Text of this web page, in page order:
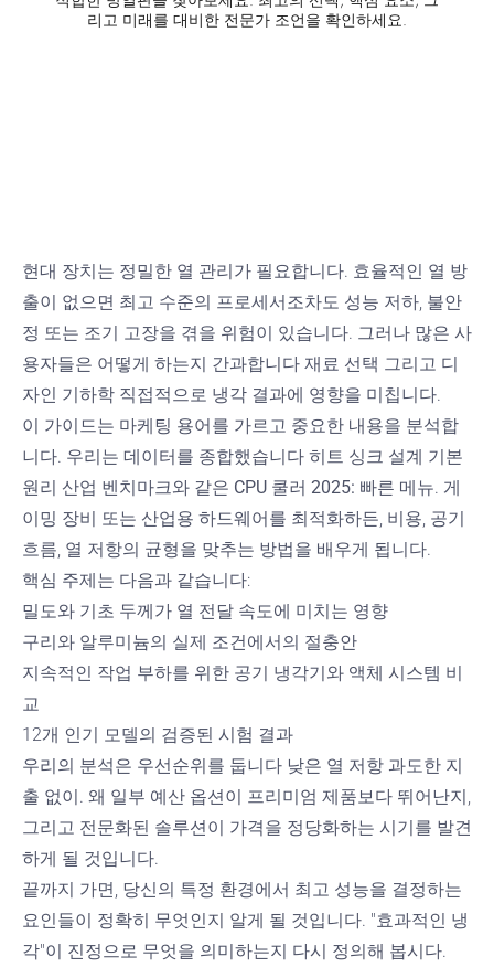
리고 미래를 대비한 전문가 조언을 확인하세요.
현대 장치는 정밀한 열 관리가 필요합니다. 효율적인 열 방
출이 없으면 최고 수준의 프로세서조차도 성능 저하, 불안
정 또는 조기 고장을 겪을 위험이 있습니다. 그러나 많은 사
용자들은 어떻게 하는지 간과합니다 재료 선택 그리고 디
자인 기하학 직접적으로 냉각 결과에 영향을 미칩니다.
이 가이드는 마케팅 용어를 가르고 중요한 내용을 분석합
니다. 우리는 데이터를 종합했습니다 히트 싱크 설계 기본
원리 산업 벤치마크와 같은 CPU 쿨러 2025: 빠른 메뉴. 게
이밍 장비 또는 산업용 하드웨어를 최적화하든, 비용, 공기
흐름, 열 저항의 균형을 맞추는 방법을 배우게 됩니다.
핵심 주제는 다음과 같습니다:
밀도와 기초 두께가 열 전달 속도에 미치는 영향
구리와 알루미늄의 실제 조건에서의 절충안
지속적인 작업 부하를 위한 공기 냉각기와 액체 시스템 비
교
12개 인기 모델의 검증된 시험 결과
우리의 분석은 우선순위를 둡니다 낮은 열 저항 과도한 지
출 없이. 왜 일부 예산 옵션이 프리미엄 제품보다 뛰어난지,
그리고 전문화된 솔루션이 가격을 정당화하는 시기를 발견
하게 될 것입니다.
끝까지 가면, 당신의 특정 환경에서 최고 성능을 결정하는
요인들이 정확히 무엇인지 알게 될 것입니다. "효과적인 냉
각"이 진정으로 무엇을 의미하는지 다시 정의해 봅시다.